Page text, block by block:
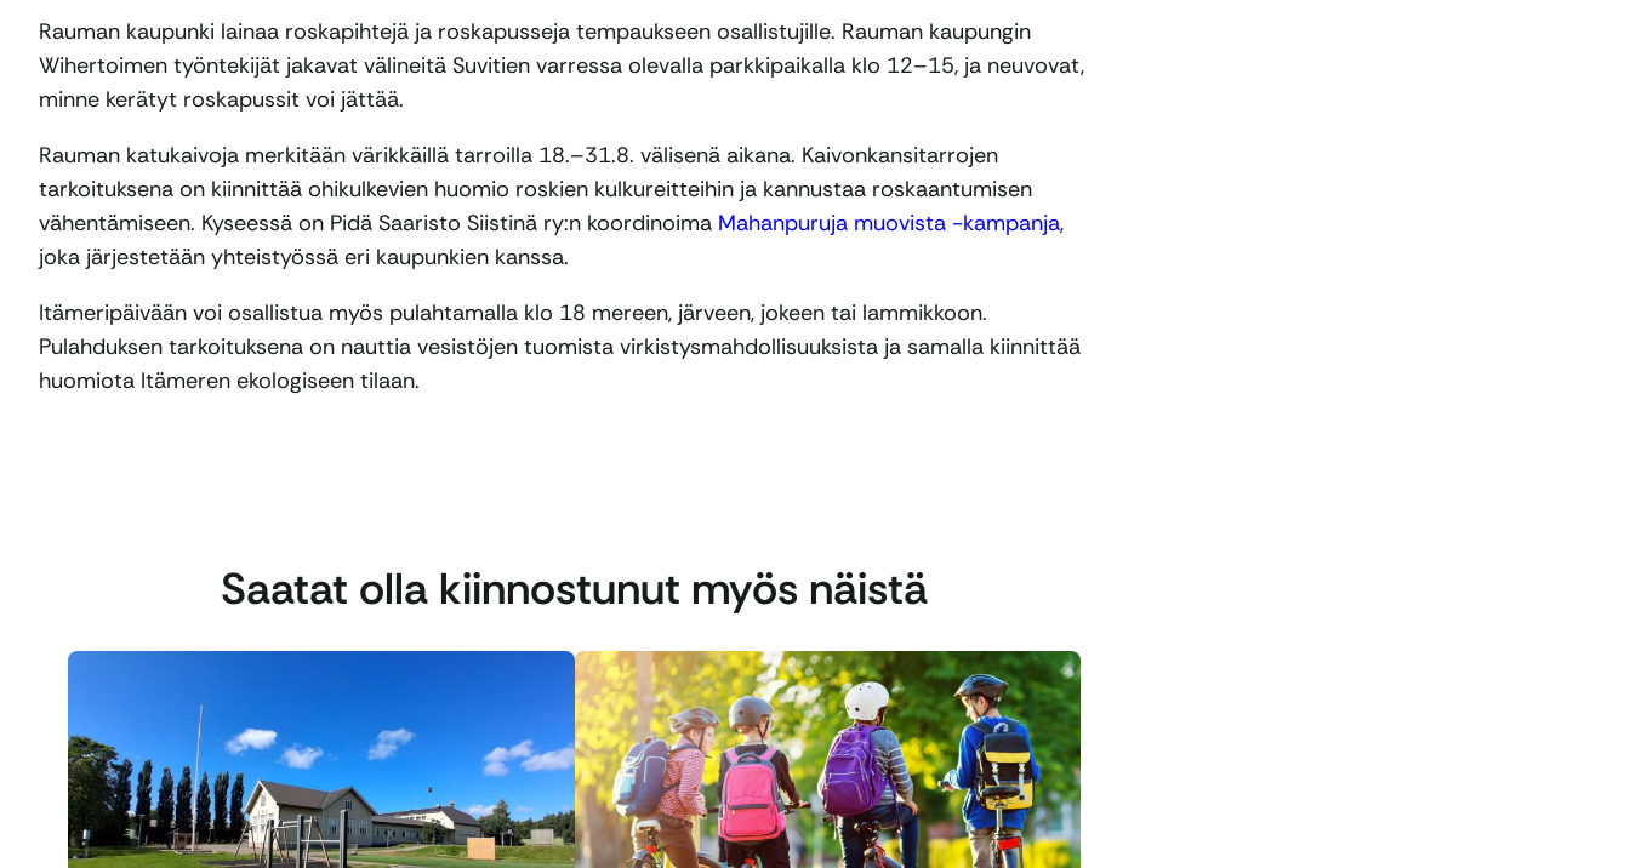
Rauman kaupunki lainaa roskapihtejä ja roskapusseja tempaukseen osallistujille. Rauman kaupungin
Wihertoimen työntekijät jakavat välineitä Suvitien varressa olevalla parkkipaikalla klo 12–15, ja neuvovat,
minne kerätyt roskapussit voi jättää.
Rauman katukaivoja merkitään värikkäillä tarroilla 18.–31.8. välisenä aikana. Kaivonkansitarrojen
tarkoituksena on kiinnittää ohikulkevien huomio roskien kulkureitteihin ja kannustaa roskaantumisen
vähentämiseen. Kyseessä on Pidä Saaristo Siistinä ry:n koordinoima Mahanpuruja muovista -kampanja,
joka järjestetään yhteistyössä eri kaupunkien kanssa.
Itämeripäivään voi osallistua myös pulahtamalla klo 18 mereen, järveen, jokeen tai lammikkoon.
Pulahduksen tarkoituksena on nauttia vesistöjen tuomista virkistysmahdollisuuksista ja samalla kiinnittää
huomiota Itämeren ekologiseen tilaan.
Saatat olla kiinnostunut myös näistä